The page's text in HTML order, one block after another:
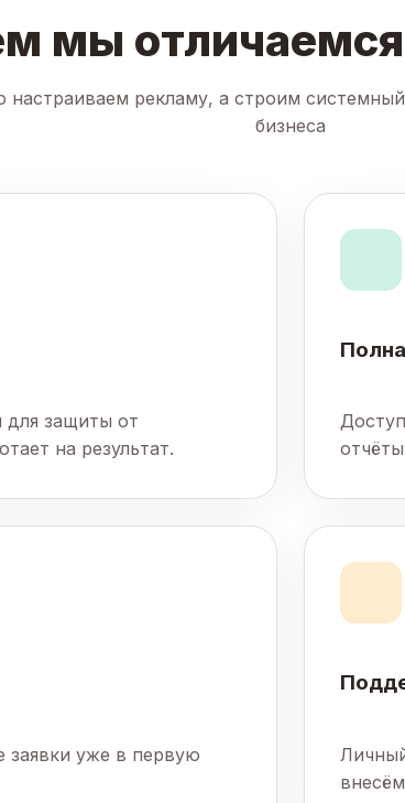
мы отличаемся
настраиваем рекламу, а строим
бизнеса
защиты от
на результат.
заявки уже в первую